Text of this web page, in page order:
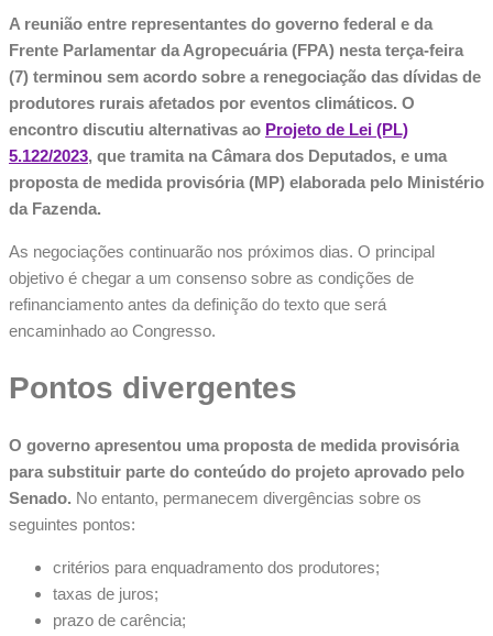
A reunião entre representantes do governo federal e da
Frente Parlamentar da Agropecuária (FPA) nesta terça-feira
(7) terminou sem acordo sobre a renegociação das dívidas de
produtores rurais afetados por eventos climáticos. O
encontro discutiu alternativas ao Projeto de Lei (PL)
5.122/2023, que tramita na Câmara dos Deputados, e uma
proposta de medida provisória (MP) elaborada pelo Ministério
da Fazenda.
As negociações continuarão nos próximos dias. O principal
objetivo é chegar a um consenso sobre as condições de
refinanciamento antes da definição do texto que será
encaminhado ao Congresso.
Pontos divergentes
O governo apresentou uma proposta de medida provisória
para substituir parte do conteúdo do projeto aprovado pelo
Senado. No entanto, permanecem divergências sobre os
seguintes pontos:
critérios para enquadramento dos produtores;
taxas de juros;
prazo de carência;